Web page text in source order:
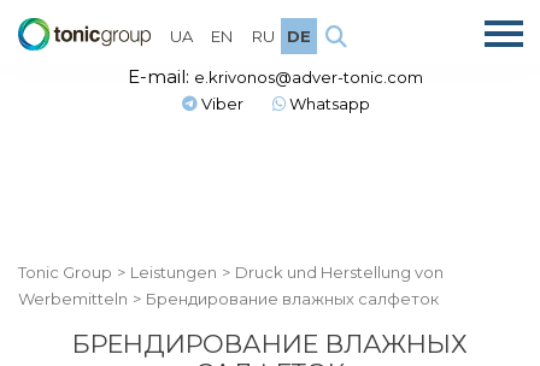
UA EN RU DE
E-mail: e.krivonos@adver-tonic.com
Viber
Whatsapp
Tonic Group > Leistungen > Druck und Herstellung von
Werbemitteln > Брендирование влажных салфеток
БРЕНДИРОВАНИЕ ВЛАЖНЫХ